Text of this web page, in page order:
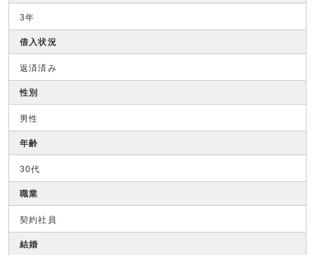
3年
借入状況
返済済み
性別
男性
年齢
30代
職業
契約社員
結婚